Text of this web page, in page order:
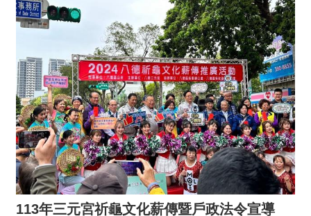
113年三元宮祈龜文化薪傳暨戶政法令宣導